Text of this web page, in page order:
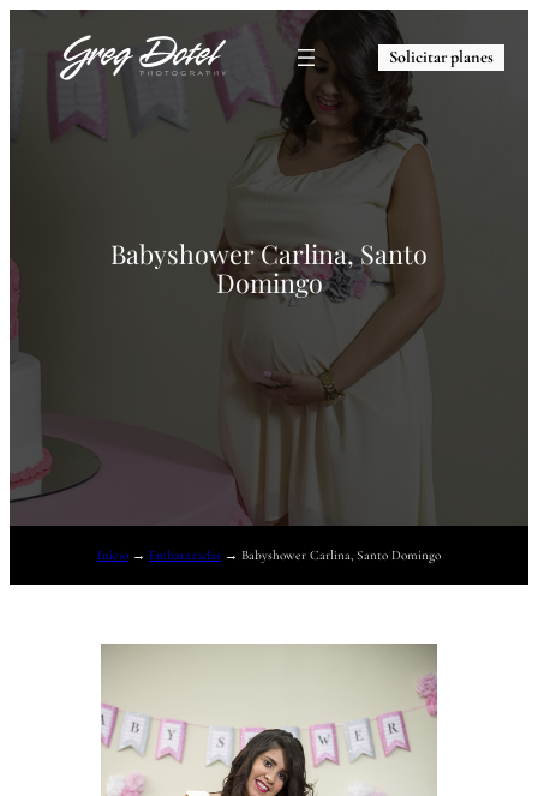
Solicitar planes
Babyshower Carlina, Santo
Domingo
Inicio → Embarazadas → Babyshower Carlina, Santo Domingo